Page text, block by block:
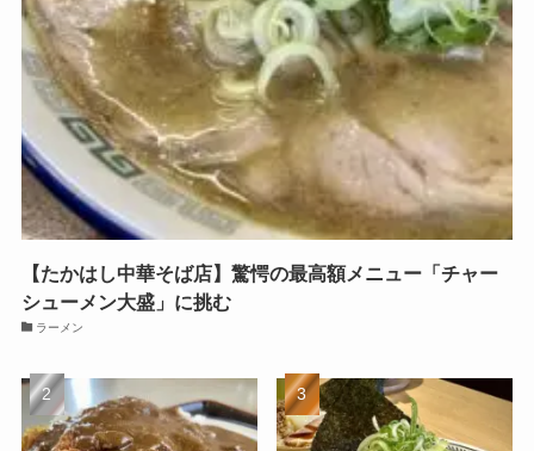
【たかはし中華そば店】驚愕の最高額メニュー「チャー
シューメン大盛」に挑む
ラーメン